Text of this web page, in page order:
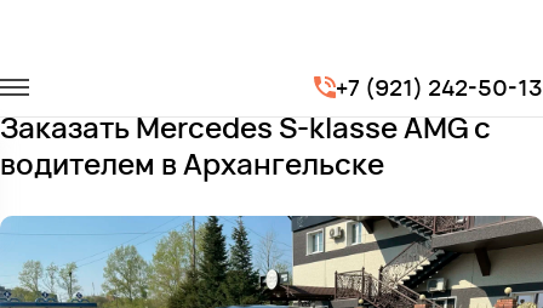
+7 (921) 242-50-13
Легковые автомобили
Mercedes S-klasse AMG
Заказать Mercedes S-klasse AMG с
водителем в Архангельске